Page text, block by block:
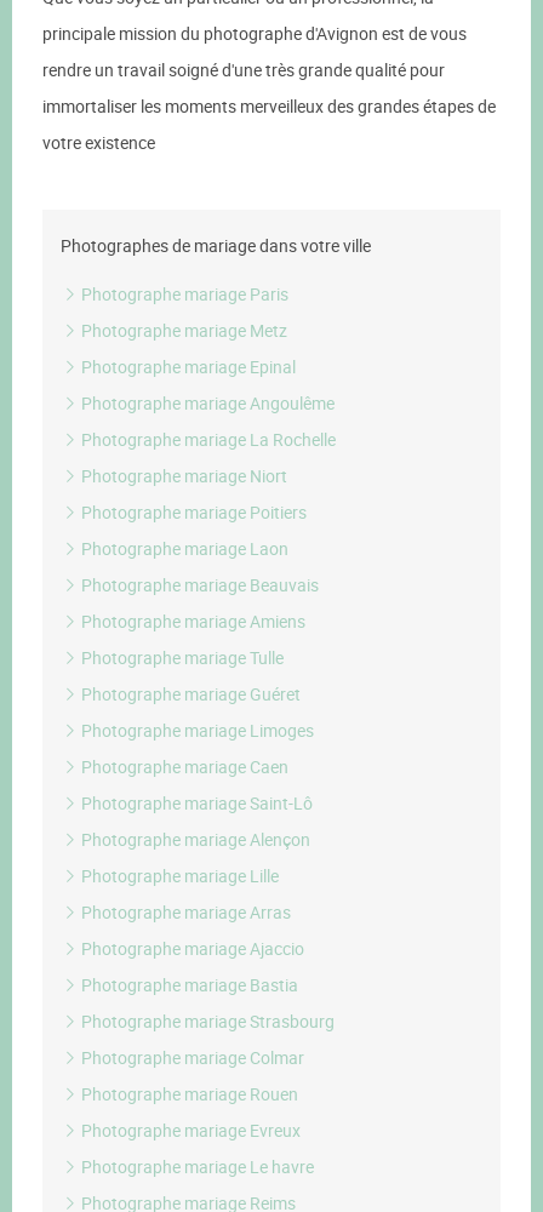
principale mission du photographe d'Avignon est de vous
rendre un travail soigné d'une très grande qualité pour
immortaliser les moments merveilleux des grandes étapes de
votre existence
Photographes de mariage dans votre ville
Photographe mariage Paris
Photographe mariage Metz
Photographe mariage Epinal
Photographe mariage Angoulême
Photographe mariage La Rochelle
Photographe mariage Niort
Photographe mariage Poitiers
Photographe mariage Laon
Photographe mariage Beauvais
Photographe mariage Amiens
Photographe mariage Tulle
Photographe mariage Guéret
Photographe mariage Limoges
Photographe mariage Caen
Photographe mariage Saint-Lô
Photographe mariage Alençon
Photographe mariage Lille
Photographe mariage Arras
Photographe mariage Ajaccio
Photographe mariage Bastia
Photographe mariage Strasbourg
Photographe mariage Colmar
Photographe mariage Rouen
Photographe mariage Evreux
Photographe mariage Le havre
Photographe mariage Reims